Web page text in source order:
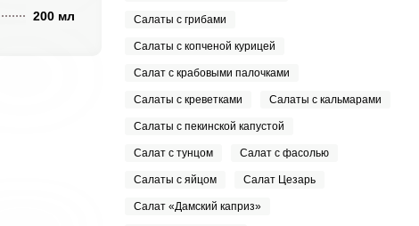
200 мл Салаты с грибами
Салаты с копченой курицей
Салат с крабовыми палочками
Салаты с креветками Салаты с кальмарами
Салаты с пекинской капустой
Салат с тунцом Салат с фасолью
Салаты с яйцом Салат Цезарь
Салат «Дамский каприз»